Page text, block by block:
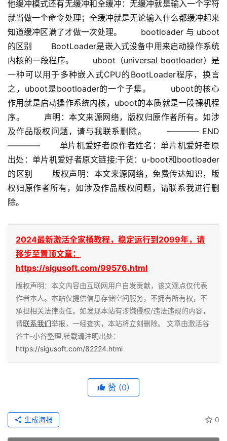
他缓冲模式还有无缓冲和全缓冲：无缓冲就是输入一个字符
就当做一个命令处理；全缓冲就是无论输入什么都缓冲起来
知道缓冲区满了才做一次处理。 　　bootloader 与 uboot
的区别 　　BootLoader是嵌入式设备中用来启动操作系统
内核的一段程序。 　　uboot（universal bootloader）是
一种可以用于多种嵌入式CPU的BootLoader程序，换言
之，uboot是bootloader的一个子集。 　　uboot的核心
作用就是启动操作系统内核，uboot的本质就是一段裸机程
序。 　　声明：本文来源网络，版权归原作者所有。如涉
及作品版权问题，请与我联系删除。 　　———— END
———— 　　单片机爱好者原作者姓名：单片机爱好者原
出处：单片机爱好者原文链接:干货：u-boot和bootloader
的区别 　　版权声明：本文来源网络，免费传达知识，版
权归原作者所有，如涉及作品版权问题，请联系我进行删
除。
2024最新激活全家桶教程，稳定运行到2099年，请
移步至置顶文章：
https://sigusoft.com/99576.html
版权声明：本文内容由互联网用户自发贡献，该文观点仅代表
作者本人。本站仅提供信息存储空间服务，不拥有所有权，不
承担相关法律责任。如发现本站有涉嫌侵权/违法违规的内容，
请联系我们举报，一经查实，本站将立刻删除。 文章由激活谷
谷主-小谷整理,转载请注明出处：
https://sigusoft.com/82224.html
赞 (0)
0
生成海报